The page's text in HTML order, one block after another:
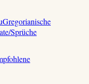
Gregorianische
Sprüche